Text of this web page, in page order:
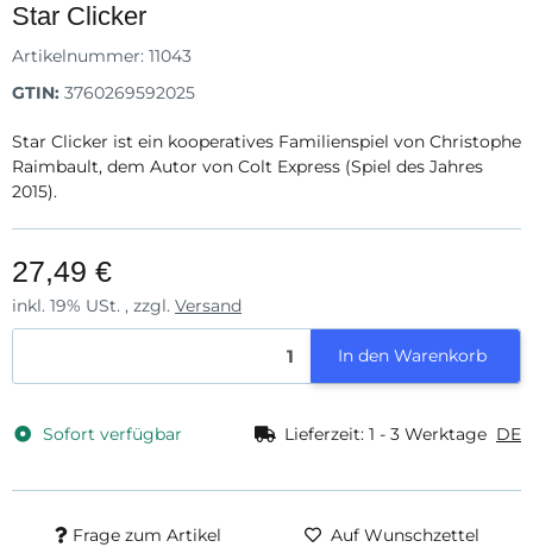
Star Clicker
Artikelnummer: 11043
GTIN: 3760269592025
Star Clicker ist ein kooperatives Familienspiel von Christophe
Raimbault, dem Autor von Colt Express (Spiel des Jahres
2015).
27,49 €
inkl. 19% USt. , zzgl. Versand
In den Warenkorb
Sofort verfügbar Lieferzeit: 1 - 3 Werktage DE
Frage zum Artikel Auf Wunschzettel